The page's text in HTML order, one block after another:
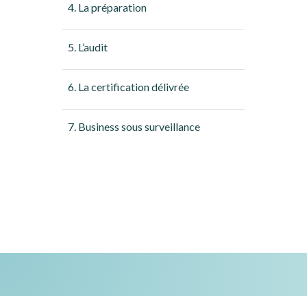
4. La préparation
5. L’audit
6. La certification délivrée
7. Business sous surveillance